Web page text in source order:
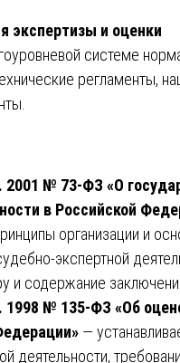
экспертизы и оценки
системе
регламенты,
№ 73-ФЗ «О
в Российской
организации и
экспертной
и содержание
1998 № 135-ФЗ «Об
—
деятельности,